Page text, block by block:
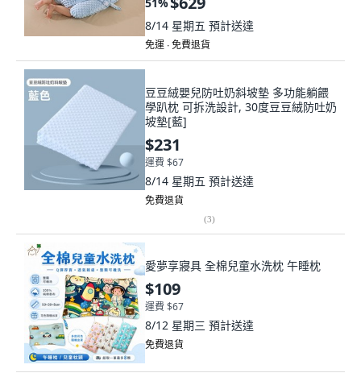
8/14 星期五 預計送達
免運 ∙ 免費退貨
豆豆絨嬰兒防吐奶斜坡墊 多功能躺餵
學趴枕 可拆洗設計, 30度豆豆絨防吐奶
坡墊[藍]
$231
運費 $67
8/14 星期五 預計送達
免費退貨
(3)
愛夢享寢具 全棉兒童水洗枕 午睡枕
$109
運費 $67
8/12 星期三 預計送達
免費退貨